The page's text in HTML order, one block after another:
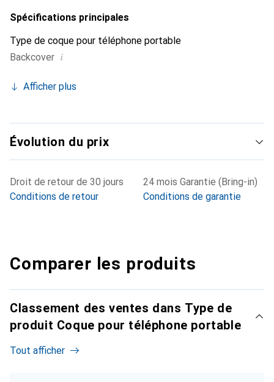
Spécifications principales
Type de coque pour téléphone portable
Backcover i
Afficher plus
Évolution du prix
Droit de retour de 30 jours
Conditions de retour
24 mois Garantie (Bring-in)
Conditions de garantie
Comparer les produits
Classement des ventes dans Type de
produit Coque pour téléphone portable
Tout afficher